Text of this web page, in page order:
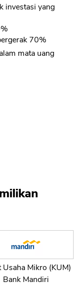
investasi yang
70%
mata uang
Usaha Mikro (KUM)
Bank Mandiri